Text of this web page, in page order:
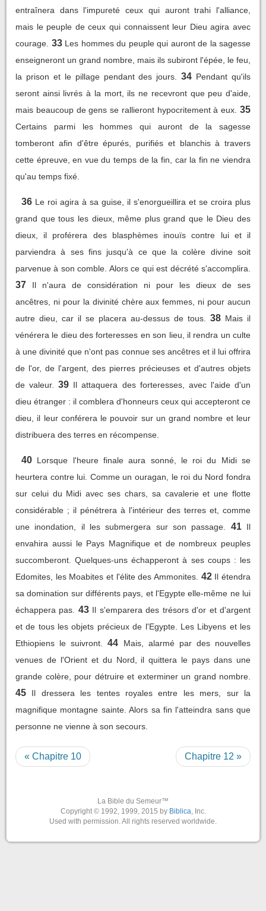
entraînera dans l'impureté ceux qui auront trahi l'alliance,
mais le peuple de ceux qui connaissent leur Dieu agira avec
courage. 33 Les hommes du peuple qui auront de la sagesse
enseigneront un grand nombre, mais ils subiront l'épée, le feu,
la prison et le pillage pendant des jours.
34 Pendant qu'ils
seront ainsi livrés à la mort, ils ne recevront que peu d'aide,
mais beaucoup de gens se rallieront hypocritement à eux. 35
Certains parmi les hommes qui auront de la sagesse
tomberont afin d'être épurés, purifiés et blanchis à travers
cette épreuve, en vue du temps de la fin, car la fin ne viendra
qu'au temps fixé.
36 Le roi agira à sa guise, il s'enorgueillira et se croira plus
grand que tous les dieux, même plus grand que le Dieu des
dieux, il proférera des blasphèmes inouïs contre lui et il
parviendra à ses fins jusqu'à ce que la colère divine soit
parvenue à son comble. Alors ce qui est décrété s'accomplira.
37
Il n'aura de considération ni pour les dieux de ses
ancêtres, ni pour la divinité chère aux femmes, ni pour aucun
autre dieu, car il se placera au-dessus de tous.
38 Mais il
vénérera le dieu des forteresses en son lieu, il rendra un culte
à une divinité que n'ont pas connue ses ancêtres et il lui offrira
de l'or, de l'argent, des pierres précieuses et d'autres objets
de valeur.
39 Il attaquera des forteresses, avec l'aide d'un
dieu étranger : il comblera d'honneurs ceux qui accepteront ce
dieu, il leur conférera le pouvoir sur un grand nombre et leur
distribuera des terres en récompense.
40 Lorsque l'heure finale aura sonné, le roi du Midi se
heurtera contre lui. Comme un ouragan, le roi du Nord fondra
sur celui du Midi avec ses chars, sa cavalerie et une flotte
considérable ; il pénétrera à l'intérieur des terres et, comme
une inondation, il les submergera sur son passage.
41 Il
envahira aussi le Pays Magnifique et de nombreux peuples
succomberont. Quelques-uns échapperont à ses coups : les
Edomites, les Moabites et l'élite des Ammonites. 42 Il étendra
sa domination sur différents pays, et l'Egypte elle-même ne lui
échappera pas.
43 Il s'emparera des trésors d'or et d'argent
et de tous les objets précieux de l'Egypte. Les Libyens et les
Ethiopiens le suivront.
44
Mais, alarmé par des nouvelles
venues de l'Orient et du Nord, il quittera le pays dans une
grande colère, pour détruire et exterminer un grand nombre.
45
Il dressera les tentes royales entre les mers, sur la
magnifique montagne sainte. Alors sa fin l'atteindra sans que
personne ne vienne à son secours.
« Chapitre 10 Chapitre 12 »
La Bible du Semeur™
Copyright © 1992, 1999, 2015 by Biblica, Inc.
Used with permission. All rights reserved worldwide.